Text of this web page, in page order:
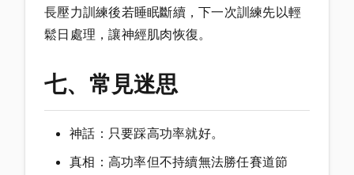
長壓力訓練後若睡眠斷續，下一次訓練先以輕
鬆日處理，讓神經肌肉恢復。
七、常見迷思
神話：只要踩高功率就好。
真相：高功率但不持續無法勝任賽道節